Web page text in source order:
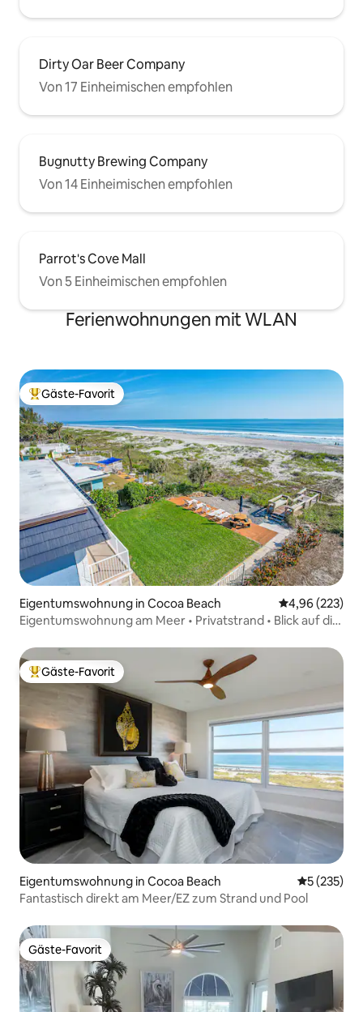
Dirty Oar Beer Company
Von 17 Einheimischen empfohlen
Bugnutty Brewing Company
Von 14 Einheimischen empfohlen
Parrot's Cove Mall
Von 5 Einheimischen empfohlen
Ferienwohnungen mit WLAN
Beliebter Gäste-Favorit.
Gäste-Favorit
Eigentumswohnung in Cocoa Beach
4,96 (223)
Eigentumswohnung am Meer • Privatstrand • Blick auf die
Beliebter Gäste-Favorit.
Gäste-Favorit
Eigentumswohnung in Cocoa Beach
5 (235)
Fantastisch direkt am Meer/EZ zum Strand und Pool
Gäste-Favorit
Gäste-Favorit